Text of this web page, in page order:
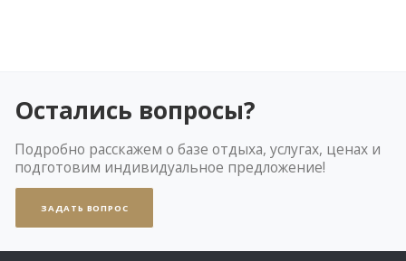
Остались вопросы?
Подробно расскажем о базе отдыха, услугах, ценах и
подготовим индивидуальное предложение!
ЗАДАТЬ ВОПРОС